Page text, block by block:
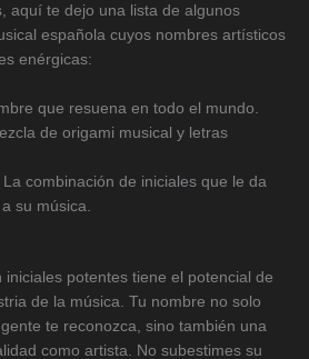
aquí te dejo una lista de algunos
española cuyos nombres artísticos
enérgicas:
que resuena en todo el mundo.
de origami musical y letras
La combinación de iniciales que le da
su música.
potentes tiene el potencial de
de la música. Tu nombre no solo
te reconozca, sino también una
como artista. No subestimes su